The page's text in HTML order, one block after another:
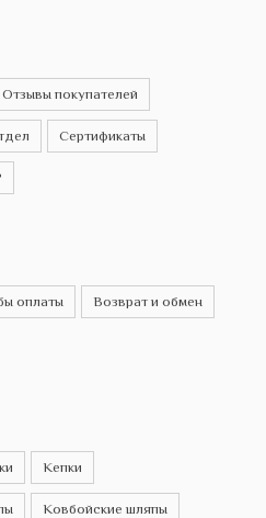
Отзывы покупателей
Сертификаты
оплаты Возврат и обмен
Кепки
Ковбойские шляпы